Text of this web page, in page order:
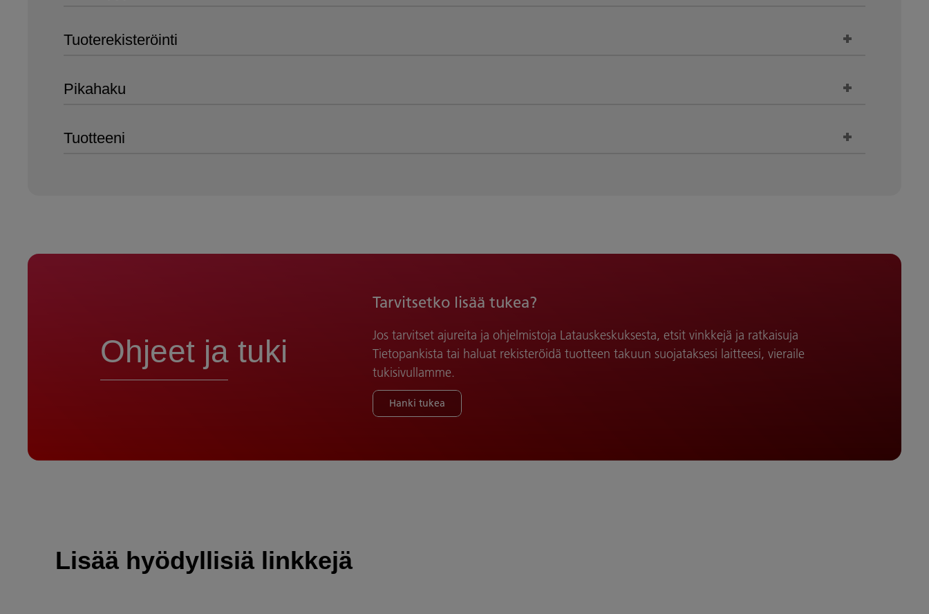
Tuoterekisteröinti
Pikahaku
Tuotteeni
Ohjeet ja tuki
Tarvitsetko lisää tukea?
Jos tarvitset ajureita ja ohjelmistoja Latauskeskuksesta, etsit vinkkejä ja ratkaisuja
Tietopankista tai haluat rekisteröidä tuotteen takuun suojataksesi laitteesi, vieraile
tukisivullamme.
Hanki tukea
Lisää hyödyllisiä linkkejä